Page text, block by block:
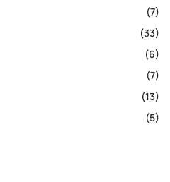
(7)
(33)
(6)
(7)
(13)
(5)